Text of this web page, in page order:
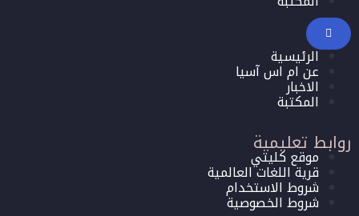
الرئيسية
عن ام اس آسيا
الاخبار
المكتبة
روابط تعليمية
موقع كليتي
قرية اللغات العالمية
شروط الاستخدام
شروط الخصوصية